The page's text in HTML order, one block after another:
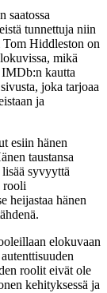
saatossa
tunnettuja niin
Tom Hiddleston on
mikä
IMDb:n kautta
joka tarjoaa
ja
esiin hänen
taustansa
syvyyttä
rooli
heijastaa hänen
elokuvaan
roolit eivät ole
kehityksessä ja